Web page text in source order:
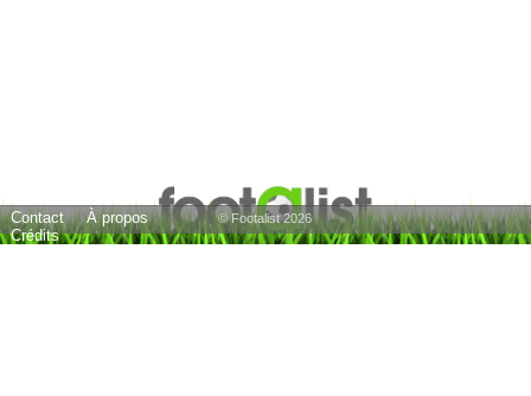
Contact
À propos
Crédits
© Footalist 2026